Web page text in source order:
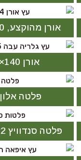
אורן מהוקצע, 140×70 מ״מ
אורן 140×32 ממ
פלטה אלון 20 ממ
פלטה סנדוויץ 1.22×2.44 מ׳